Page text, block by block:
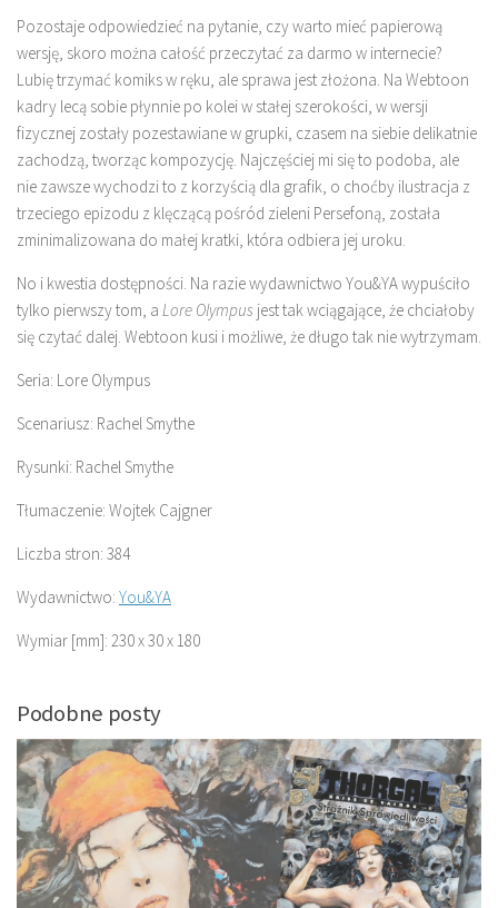
Pozostaje odpowiedzieć na pytanie, czy warto mieć papierową
wersję, skoro można całość przeczytać za darmo w internecie?
Lubię trzymać komiks w ręku, ale sprawa jest złożona. Na Webtoon
kadry lecą sobie płynnie po kolei w stałej szerokości, w wersji
fizycznej zostały pozestawiane w grupki, czasem na siebie delikatnie
zachodzą, tworząc kompozycję. Najczęściej mi się to podoba, ale
nie zawsze wychodzi to z korzyścią dla grafik, o choćby ilustracja z
trzeciego epizodu z klęczącą pośród zieleni Persefoną, została
zminimalizowana do małej kratki, która odbiera jej uroku.
No i kwestia dostępności. Na razie wydawnictwo You&YA wypuściło
tylko pierwszy tom, a Lore Olympus jest tak wciągające, że chciałoby
się czytać dalej. Webtoon kusi i możliwe, że długo tak nie wytrzymam.
Seria: Lore Olympus
Scenariusz: Rachel Smythe
Rysunki: Rachel Smythe
Tłumaczenie: Wojtek Cajgner
Liczba stron: 384
Wydawnictwo: You&YA
Wymiar [mm]: 230 x 30 x 180
Podobne posty